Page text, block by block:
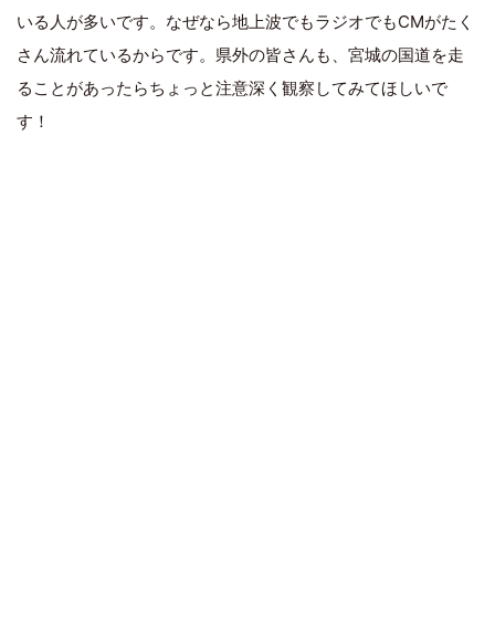
いる人が多いです。なぜなら地上波でもラジオでもCMがたく
さん流れているからです。県外の皆さんも、宮城の国道を走
ることがあったらちょっと注意深く観察してみてほしいで
す！